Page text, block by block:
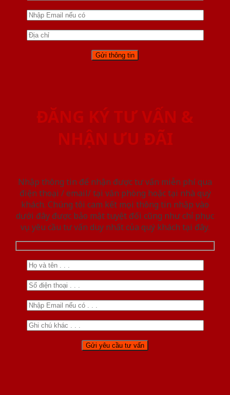
ĐĂNG KÝ TƯ VẤN &
NHẬN ƯU ĐÃI
Nhập thông tin để nhận được tư vấn miễn phí qua
điện thoại / email/ tại văn phòng hoặc tại nhà quý
khách. Chúng tôi cam kết mọi thông tin nhập vào
dưới đây được bảo mật tuyệt đối cũng như chỉ phục
vụ yêu cầu tư vấn duy nhất của quý khách tại đây.